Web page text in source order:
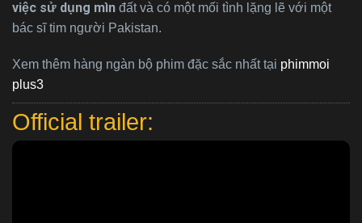
việc sử dụng mìn đất và có một mối tình lặng lẽ với một
bác sĩ tim người Pakistan.
Xem thêm hàng ngàn bộ phim đặc sắc nhất tại phimmoi
plus3
Official trailer: